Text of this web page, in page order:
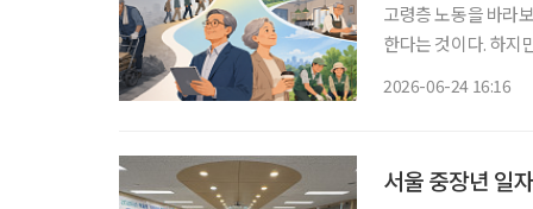
고령층 노동을 바라
한다는 것이다. 하지만 최근 고령층 노동시장은 이러한 인식으로 설명하기 어려운 변화가 나
2026-06-24 16:16
서울 중장년 일